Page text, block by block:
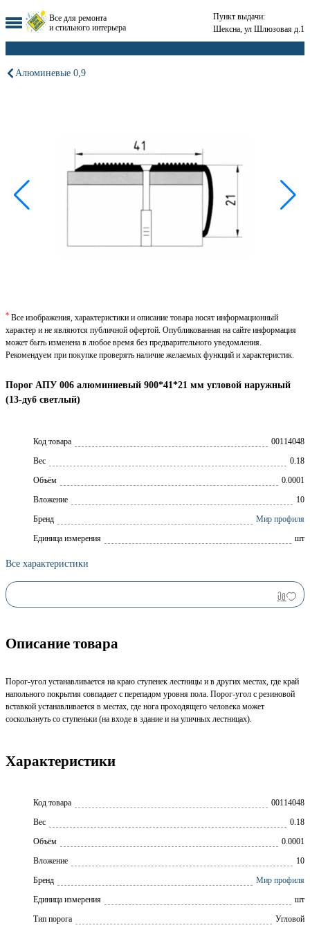
Все для ремонта
и стильного интерьера
Пункт выдачи:
Шексна, ул Шлюзовая д.1
Алюминевые 0,9
Порог АПУ 006 алюминиевый 900*41*21 мм угловой наружный
(13-дуб светлый)
Код товара
00114048
Вес
0.18
Объём
0.0001
Вложение
10
Брeнд
Мир профиля
Единица измерения
шт
Все характеристики
* Все изображения, характеристики и описание товара носят информационный
характер и не являются публичной офертой. Опубликованная на сайте информация
может быть изменена в любое время без предварительного уведомления.
Рекомендуем при покупке проверять наличие желаемых функций и характеристик.
Описание товара
Порог-угол устанавливается на краю ступенек лестницы и в других местах, где край
напольного покрытия совпадает с перепадом уровня пола. Порог-угол с резиновой
вставкой устанавливается в местах, где нога проходящего человека может
соскользнуть со ступеньки (на входе в здание и на уличных лестницах).
Характеристики
Код товара
00114048
Вес
0.18
Объём
0.0001
Вложение
10
Бренд
Мир профиля
Единица измерения
шт
Тип порога
Угловой